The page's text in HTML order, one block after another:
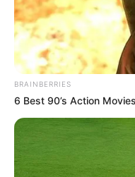
BRAINBERRIES
6 Best 90’s Action